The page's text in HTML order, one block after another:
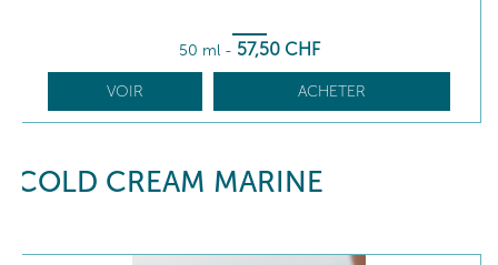
50 ml - 57,50 CHF
VOIR ACHETER
COLD CREAM MARINE